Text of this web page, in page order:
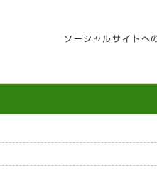
ソーシャルサイトへ